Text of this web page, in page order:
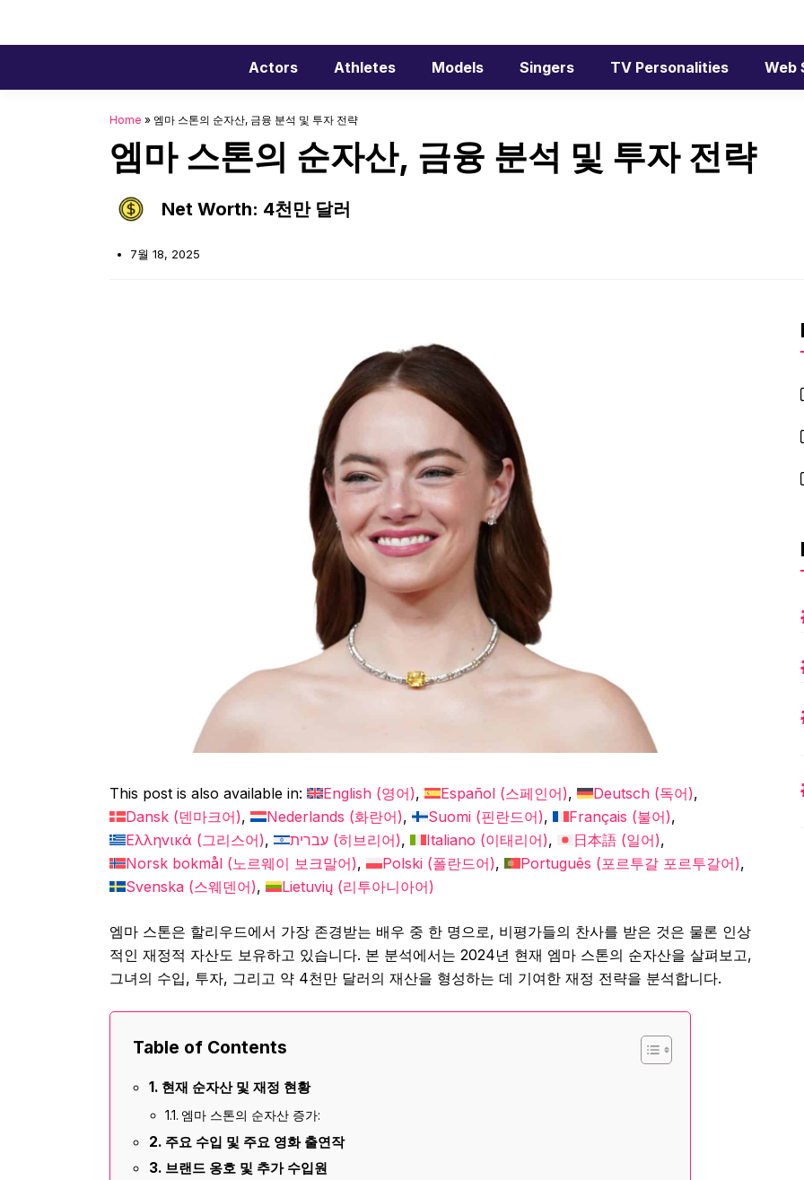
Actors Athletes Models Singers TV Personalities Web
Home » 엠마 스톤의 순자산, 금융 분석 및 투자 전략
엠마 스톤의 순자산, 금융 분석 및 투자 전략
Net Worth: 4천만 달러
7월 18, 2025
This post is also available in: English (영어) Español (스페인어) Deutsch (독어)
Dansk (덴마크어) Nederlands (화란어) Suomi (핀란드어) Français (불어)
Ελληνικά (그리스어) עברית (히브리어) Italiano (이태리어) 日本語 (일어)
Norsk bokmål ( 노르웨이 보크말어) Polski (폴란드어) Português (포르투갈 포르투갈어)
Svenska (스웨덴어) Lietuvių (리투아니아어)
엠마 스톤은 할리우드에서 가장 존경받는 배우 중 한 명으로, 비평가들의 찬사를 받은 것은 물론 인상
적인 재정적 자산도 보유하고 있습니다. 본 분석에서는 2024년 현재 엠마 스톤의 순자산을 살펴보고,
그녀의 수입, 투자, 그리고 약 4천만 달러의 재산을 형성하는 데 기여한 재정 전략을 분석합니다.
Table of Contents
현재 순자산 및 재정 현황
엠마 스톤의 순자산 증가:
주요 수입 및 주요 영화 출연작
브랜드 옹호 및 추가 수입원